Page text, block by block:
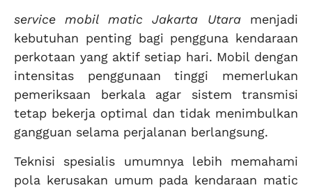
service mobil matic Jakarta Utaramenjadi
kebutuhan penting bagi pengguna kendaraan
perkotaan yang aktif setiap hari. Mobil dengan
intensitas penggunaan tinggi memerlukan
pemeriksaan berkala agar sistem transmisi
tetap bekerja optimal dan tidak menimbulkan
gangguan selama perjalanan berlangsung.
Teknisi spesialis umumnya lebih memahami
pola kerusakan umum pada kendaraan matic